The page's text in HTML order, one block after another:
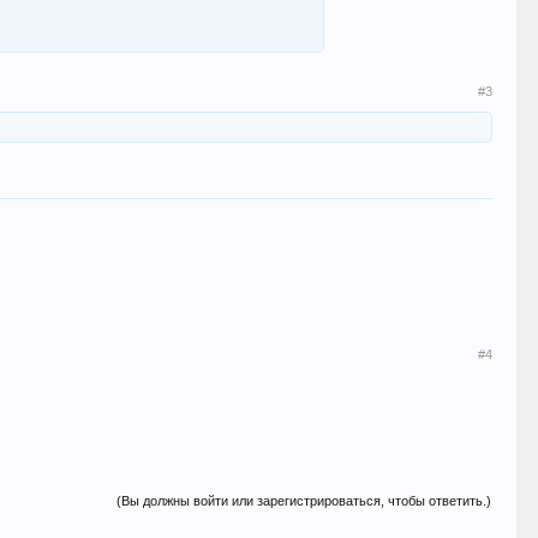
#3
#4
(Вы должны войти или зарегистрироваться, чтобы ответить.)